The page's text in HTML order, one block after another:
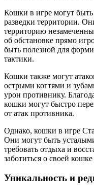
Кошки в игре могут
разведки территории.
территорию
об обстановке прямо
быть полезной для
тактики.
Кошки также могут
острыми когтями и
урон противнику.
кошки могут быстро
от атак противника.
Однако, кошки в игре
Они могут быть
требовать отдыха и
заботиться о своей
Уникальность и